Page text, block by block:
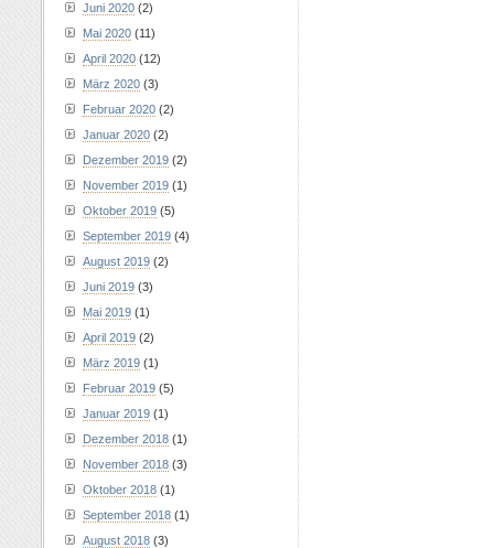
Juni 2020 (2)
Mai 2020 (11)
April 2020 (12)
März 2020 (3)
Februar 2020 (2)
Januar 2020 (2)
Dezember 2019 (2)
November 2019 (1)
Oktober 2019 (5)
September 2019 (4)
August 2019 (2)
Juni 2019 (3)
Mai 2019 (1)
April 2019 (2)
März 2019 (1)
Februar 2019 (5)
Januar 2019 (1)
Dezember 2018 (1)
November 2018 (3)
Oktober 2018 (1)
September 2018 (1)
August 2018 (3)